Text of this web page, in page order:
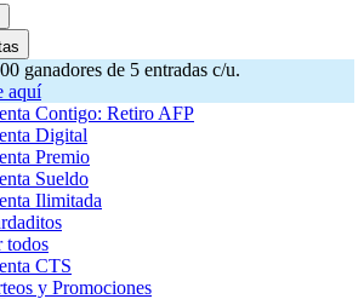
ganadores de 5 entradas c/u.
aquí
Contigo: Retiro AFP
Digital
Premio
Sueldo
Ilimitada
todos
CTS
y Promociones